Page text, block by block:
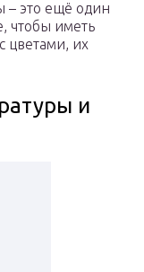
– это ещё один
чтобы иметь
цветами, их
и